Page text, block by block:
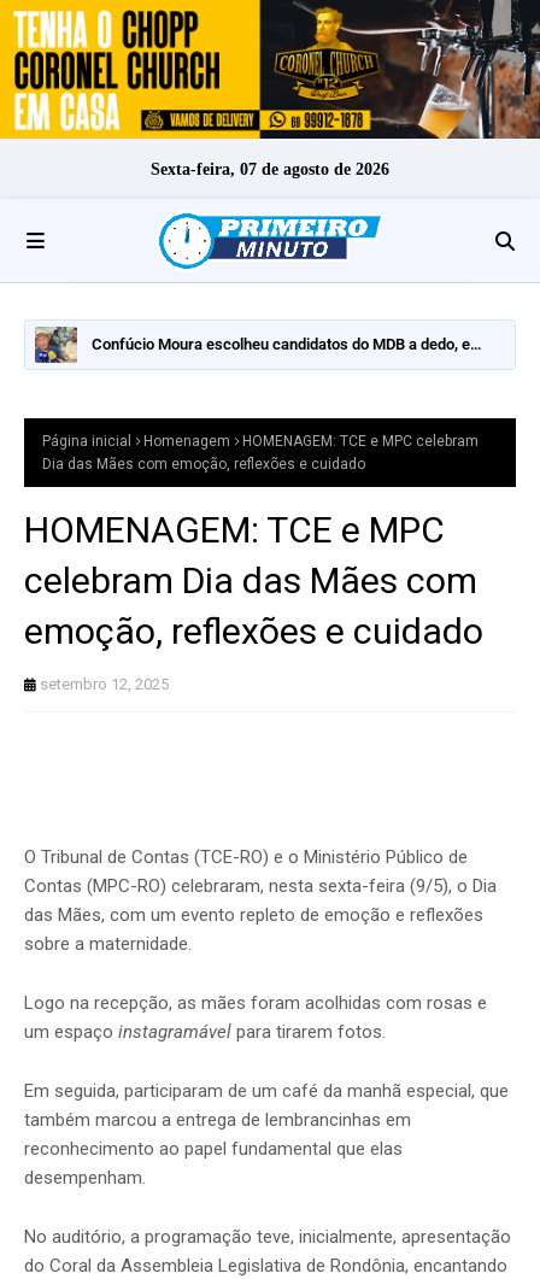
Sexta-feira, 07 de agosto de 2026
Confúcio Moura escolheu candidatos do MDB a dedo, e
Página inicial Homenagem
HOMENAGEM: TCE e MPC celebram
Dia das Mães com emoção, reflexões e cuidado
HOMENAGEM: TCE e MPC
celebram Dia das Mães com
emoção, reflexões e cuidado
setembro 12, 2025
O Tribunal de Contas (TCE-RO) e o Ministério Público de
Contas (MPC-RO) celebraram, nesta sexta-feira (9/5), o Dia
das Mães, com um evento repleto de emoção e reflexões
sobre a maternidade.
Logo na recepção, as mães foram acolhidas com rosas e
um espaço instagramável para tirarem fotos.
Em seguida, participaram de um café da manhã especial, que
também marcou a entrega de lembrancinhas em
reconhecimento ao papel fundamental que elas
desempenham.
No auditório, a programação teve, inicialmente, apresentação
do Coral da Assembleia Legislativa de Rondônia, encantando